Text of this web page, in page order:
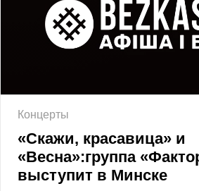
Концерты
«Скажи, красавица» и
«Весна»:группа
выступит в Минске